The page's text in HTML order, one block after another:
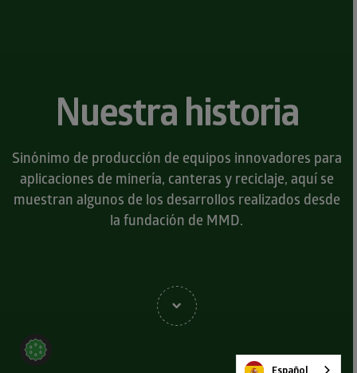
Nuestra historia
Sinónimo de producción de equipos innovadores para
aplicaciones de minería, canteras y reciclaje, aquí se
muestran algunos de los desarrollos realizados desde
la fundación de MMD.
Español